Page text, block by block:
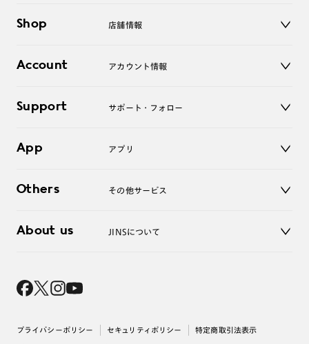
サングラス
コンタクトレンズ
アクセサリー
Shop 店舗情報
オンラインショップ
Account アカウント情報
ログアウト
Support サポート・フォロー
よくあるご質問
お問い合わせ
App アプリ
Others その他サービス
レンズ交換
About us JINSについて
採用情報
出店について
プライバシーポリシー セキュリティポリシー 特定商取引法表示